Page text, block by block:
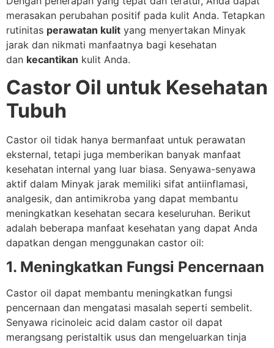
merasakan perubahan positif pada kulit Anda. Tetapkan
rutinitas perawatan kulit yang menyertakan Minyak
jarak dan nikmati manfaatnya bagi kesehatan
dan kecantikan kulit Anda.
Castor Oil untuk Kesehatan
Tubuh
Castor oil tidak hanya bermanfaat untuk perawatan
eksternal, tetapi juga memberikan banyak manfaat
kesehatan internal yang luar biasa. Senyawa-senyawa
aktif dalam Minyak jarak memiliki sifat antiinflamasi,
analgesik, dan antimikroba yang dapat membantu
meningkatkan kesehatan secara keseluruhan. Berikut
adalah beberapa manfaat kesehatan yang dapat Anda
dapatkan dengan menggunakan castor oil:
1. Meningkatkan Fungsi Pencernaan
Castor oil dapat membantu meningkatkan fungsi
pencernaan dan mengatasi masalah seperti sembelit.
Senyawa ricinoleic acid dalam castor oil dapat
merangsang peristaltik usus dan mengeluarkan tinja